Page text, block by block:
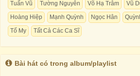
Tuấn Vũ
Tường Nguyên Võ Hạ Trâm Vũ
Hoàng Hiệp
Mạnh Quỳnh Ngọc Hân
Tố My
Tất Cả Các Ca Sĩ
Bài hát có trong album/playlist